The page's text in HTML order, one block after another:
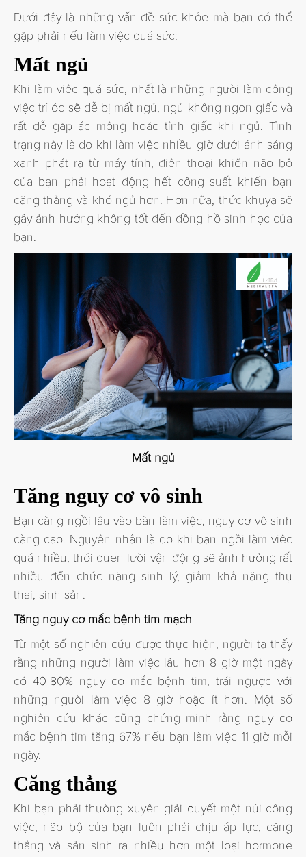
Dưới đây là những vấn đề sức khỏe mà bạn có thể
gặp phải nếu làm việc quá sức:
Mất ngủ
Khi làm việc quá sức, nhất là những người làm công
việc trí óc sẽ dễ bị mất ngủ, ngủ không ngon giấc và
rất dễ gặp ác mộng hoặc tỉnh giấc khi ngủ. Tình
trạng này là do khi làm việc nhiều giờ dưới ánh sáng
xanh phát ra từ máy tính, điện thoại khiến não bộ
của bạn phải hoạt động hết công suất khiến bạn
căng thẳng và khó ngủ hơn. Hơn nữa, thức khuya sẽ
gây ảnh hưởng không tốt đến đồng hồ sinh học của
bạn.
Mất ngủ
Tăng nguy cơ vô sinh
Bạn càng ngồi lâu vào bàn làm việc, nguy cơ vô sinh
càng cao. Nguyên nhân là do khi bạn ngồi làm việc
quá nhiều, thói quen lười vận động sẽ ảnh hưởng rất
nhiều đến chức năng sinh lý, giảm khả năng thụ
thai, sinh sản.
Tăng nguy cơ mắc bệnh tim mạch
Từ một số nghiên cứu được thực hiện, người ta thấy
rằng những người làm việc lâu hơn 8 giờ một ngày
có 40-80% nguy cơ mắc bệnh tim, trái ngược với
những người làm việc 8 giờ hoặc ít hơn. Một số
nghiên cứu khác cũng chứng minh rằng nguy cơ
mắc bệnh tim tăng 67% nếu bạn làm việc 11 giờ mỗi
ngày.
Căng thẳng
Khi bạn phải thường xuyên giải quyết một núi công
việc, não bộ của bạn luôn phải chịu áp lực, căng
thẳng và sản sinh ra nhiều hơn một loại hormone